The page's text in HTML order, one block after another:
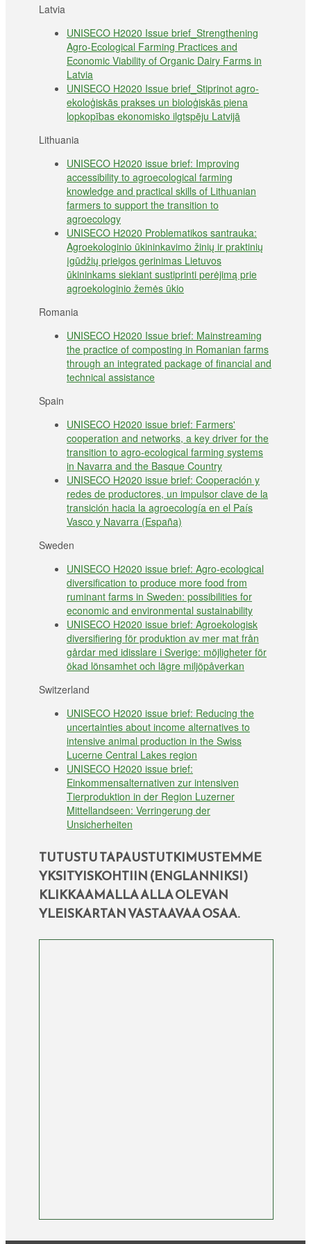
Latvia
UNISECO H2020 Issue brief_Strengthening
Agro-Ecological Farming Practices and
Economic Viability of Organic Dairy Farms in
Latvia
UNISECO H2020 Issue brief_Stiprinot agro-
ekoloģiskās prakses un bioloģiskās piena
lopkopības ekonomisko ilgtspēju Latvijā
Lithuania
UNISECO H2020 issue brief: Improving
accessibility to agroecological farming
knowledge and practical skills of Lithuanian
farmers to support the transition to
agroecology
UNISECO H2020 Problematikos santrauka:
Agroekologinio ūkininkavimo žinių ir praktinių
įgūdžių prieigos gerinimas Lietuvos
ūkininkams siekiant sustiprinti perėjimą prie
agroekologinio žemės ūkio
Romania
UNISECO H2020 Issue brief: Mainstreaming
the practice of composting in Romanian farms
through an integrated package of financial and
technical assistance
Spain
UNISECO H2020 issue brief: Farmers'
cooperation and networks, a key driver for the
transition to agro-ecological farming systems
in Navarra and the Basque Country
UNISECO H2020 issue brief: Cooperación y
redes de productores, un impulsor clave de la
transición hacia la agroecología en el País
Vasco y Navarra (España)
Sweden
UNISECO H2020 issue brief: Agro-ecological
diversification to produce more food from
ruminant farms in Sweden: possibilities for
economic and environmental sustainability
UNISECO H2020 issue brief: Agroekologisk
diversifiering för produktion av mer mat från
gårdar med idisslare i Sverige: möjligheter för
ökad lönsamhet och lägre miljöpåverkan
Switzerland
UNISECO H2020 issue brief: Reducing the
uncertainties about income alternatives to
intensive animal production in the Swiss
Lucerne Central Lakes region
UNISECO H2020 issue brief:
Einkommensalternativen zur intensiven
Tierproduktion in der Region Luzerner
Mittellandseen: Verringerung der
Unsicherheiten
TUTUSTU TAPAUSTUTKIMUSTEMME
YKSITYISKOHTIIN (ENGLANNIKSI)
KLIKKAAMALLA ALLA OLEVAN
YLEISKARTAN VASTAAVAA OSAA.